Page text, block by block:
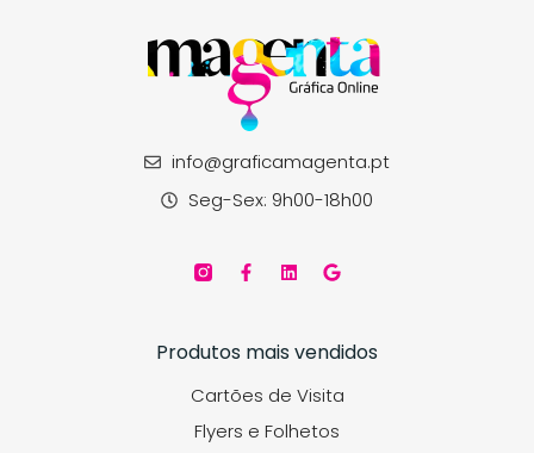
info@graficamagenta.pt
Seg-Sex: 9h00-18h00
Produtos mais vendidos
Cartões de Visita
Flyers e Folhetos